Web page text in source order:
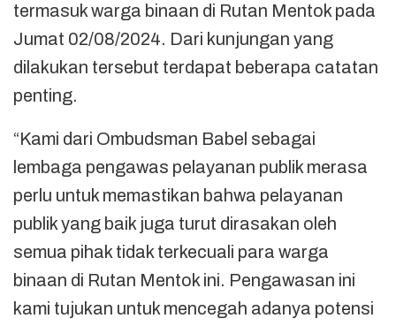
termasuk warga binaan di Rutan Mentok pada
Jumat 02/08/2024. Dari kunjungan yang
dilakukan tersebut terdapat beberapa catatan
penting.
“Kami dari Ombudsman Babel sebagai
lembaga pengawas pelayanan publik merasa
perlu untuk memastikan bahwa pelayanan
publik yang baik juga turut dirasakan oleh
semua pihak tidak terkecuali para warga
binaan di Rutan Mentok ini. Pengawasan ini
kami tujukan untuk mencegah adanya potensi